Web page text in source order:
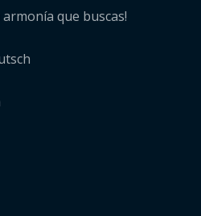
que buscas!